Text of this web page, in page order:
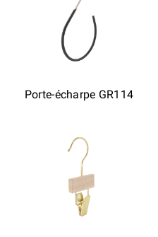
Porte-écharpe GR114